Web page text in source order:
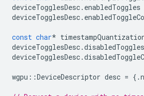
deviceTogglesDesc. enabledToggles
deviceTogglesDesc.
const char*
deviceTogglesDesc.disabledToggles
deviceTogglesDesc.
wgpu ::DeviceDescriptor desc = {.